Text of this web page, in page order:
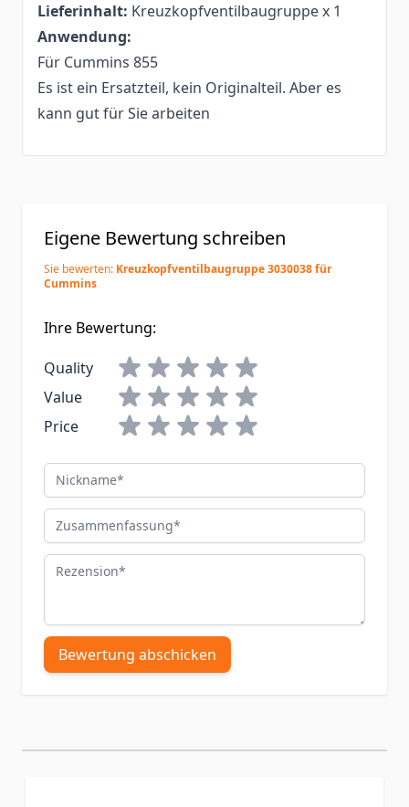
Lieferinhalt: Kreuzkopfventilbaugruppe x 1
Anwendung:
Für Cummins 855
Es ist ein Ersatzteil, kein Originalteil. Aber es
kann gut für Sie arbeiten
Eigene Bewertung schreiben
Sie bewerten: Kreuzkopfventilbaugruppe 3030038 für
Cummins
Ihre Bewertung:
Quality
Value
Price
Nickname
Zusammenfassung
Rezension
Bewertung abschicken